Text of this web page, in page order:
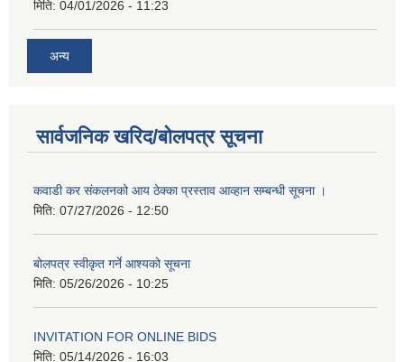
मिति: 04/01/2026 - 11:23
अन्य
सार्वजनिक खरिद/बोलपत्र सूचना
कवाडी कर संकलनको आय ठेक्का प्रस्ताव आव्हान सम्बन्धी सूचना ।
मिति: 07/27/2026 - 12:50
बोलपत्र स्वीकृत गर्ने आश्यको सूचना
मिति: 05/26/2026 - 10:25
INVITATION FOR ONLINE BIDS
मिति: 05/14/2026 - 16:03